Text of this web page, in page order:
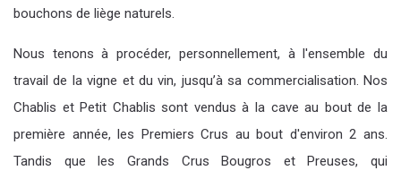
bouchons de liège naturels.
Nous tenons à procéder, personnellement, à l'ensemble du
travail de la vigne et du vin, jusqu’à sa commercialisation. Nos
Chablis et Petit Chablis sont vendus à la cave au bout de la
première année, les Premiers Crus au bout d'environ 2 ans.
Tandis que les Grands Crus Bougros et Preuses, qui